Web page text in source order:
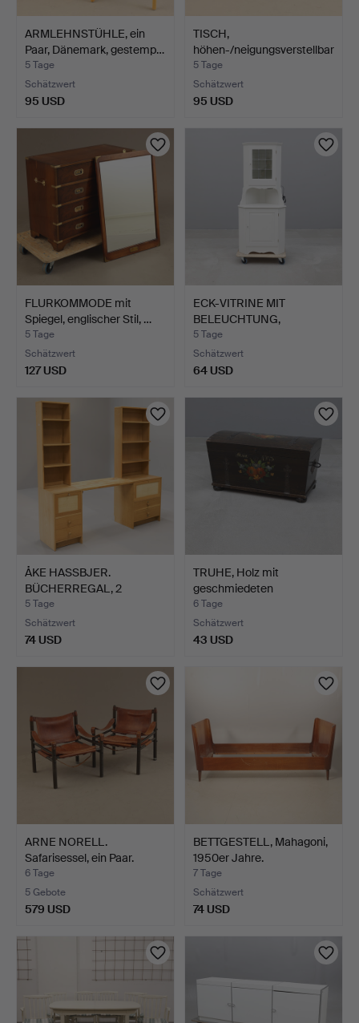
ARMLEHNSTÜHLE, ein
Paar, Dänemark, gestemp…
5 Tage
Schätzwert
95 USD
TISCH,
höhen-/neigungsverstellbar
, Patent …
5 Tage
Schätzwert
95 USD
FLURKOMMODE mit
Spiegel, englischer Stil, …
5 Tage
Schätzwert
127 USD
ECK-VITRINE MIT
BELEUCHTUNG,
zeitgenössisc…
5 Tage
Schätzwert
64 USD
ÅKE HASSBJER.
BÜCHERREGAL, 2
Sektionen, um…
5 Tage
Schätzwert
74 USD
TRUHE, Holz mit
geschmiedeten
Beschlägen, …
6 Tage
Schätzwert
43 USD
ARNE NORELL.
Safarisessel, ein Paar.
”Scir…
6 Tage
5 Gebote
579 USD
BETTGESTELL, Mahagoni,
1950er Jahre.
7 Tage
Schätzwert
74 USD